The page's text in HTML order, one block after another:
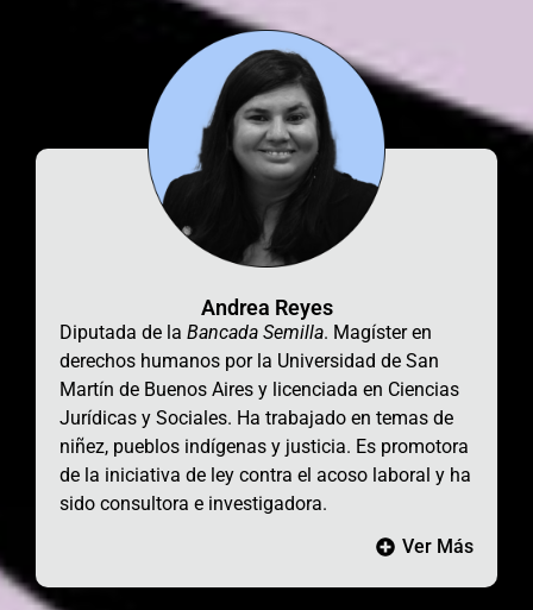
Andrea Reyes
Diputada de la Bancada Semilla. Magíster en
derechos humanos por la Universidad de San
Martín de Buenos Aires y licenciada en Ciencias
Jurídicas y Sociales. Ha trabajado en temas de
niñez, pueblos indígenas y justicia. Es promotora
de la iniciativa de ley contra el acoso laboral y ha
sido consultora e investigadora.
Ver Más